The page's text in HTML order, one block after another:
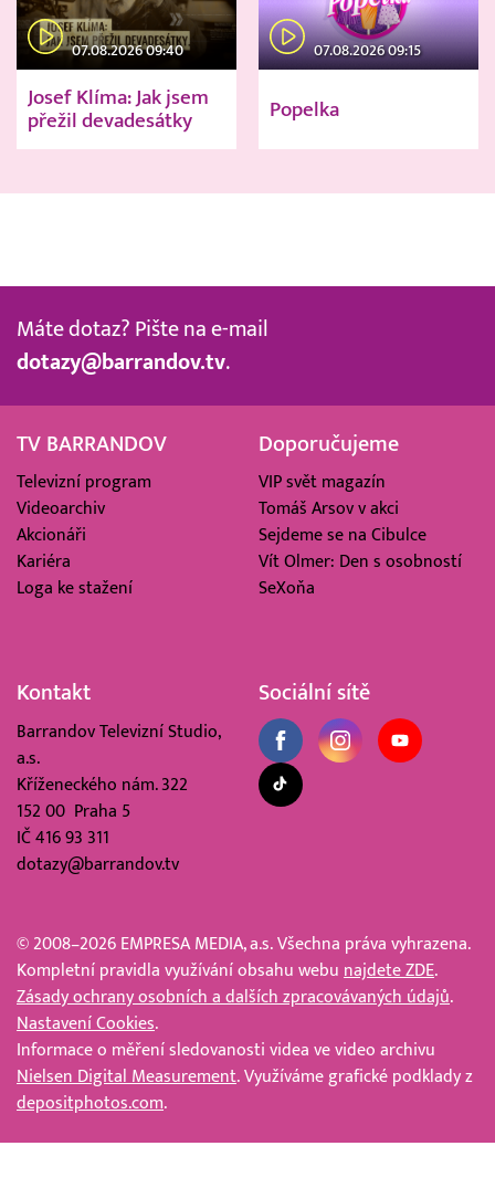
07.08.2026 09:40
Josef Klíma: Jak jsem
přežil devadesátky
07.08.2026 09:15
Popelka
Máte dotaz? Pište na e-mail
dotazy@barrandov.tv.
TV BARRANDOV
Televizní program
Videoarchiv
Akcionáři
Kariéra
Loga ke stažení
Doporučujeme
VIP svět magazín
Tomáš Arsov v akci
Sejdeme se na Cibulce
Vít Olmer: Den s osobností
SeXoňa
Kontakt
Barrandov Televizní Studio,
a.s.
Kříženeckého nám. 322
152 00 Praha 5
IČ 416 93 311
dotazy@barrandov.tv
Sociální sítě
© 2008–2026 EMPRESA MEDIA, a.s. Všechna práva vyhrazena.
Kompletní pravidla využívání obsahu webu najdete ZDE.
Zásady ochrany osobních a dalších zpracovávaných údajů.
Nastavení Cookies.
Informace o měření sledovanosti videa ve video archivu
Nielsen Digital Measurement. Využíváme grafické podklady z
depositphotos.com.